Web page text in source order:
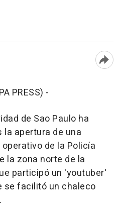
PRESS) -
de Sao Paulo ha
apertura de una
de la Policía
la zona norte de la
participó un 'youtuber'
se facilitó un chaleco